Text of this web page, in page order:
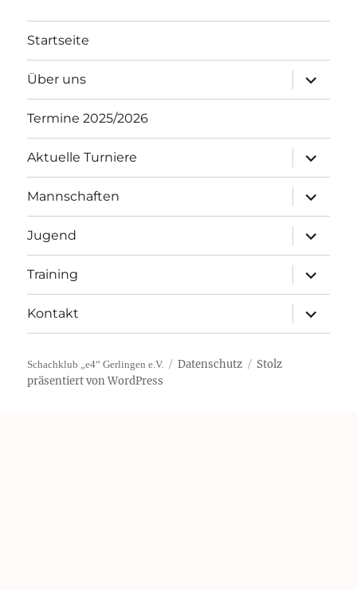
Startseite
Über uns
öffnen
Termine 2025/2026
Aktuelle Turniere
öffnen
Mannschaften
öffnen
Jugend
öffnen
Training
öffnen
Kontakt
öffnen
Schachklub „e4“ Gerlingen e.V. Datenschutz
Stolz
präsentiert von WordPress